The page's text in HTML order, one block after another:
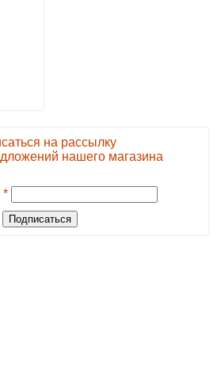
на рассылку
нашего магазина
*